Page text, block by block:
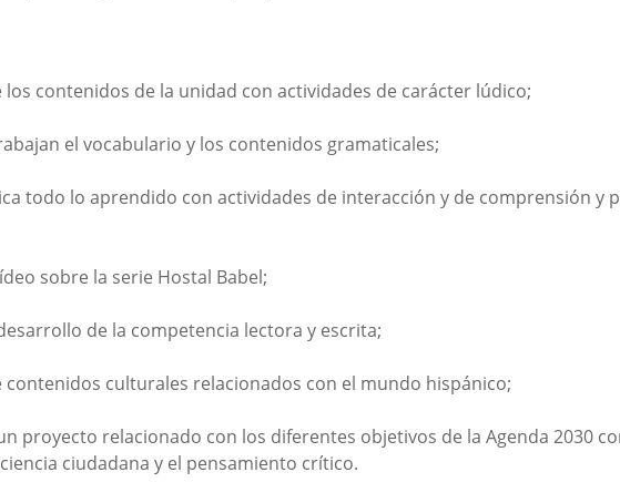
contenidos de la unidad con actividades de carácter lúdico;
el vocabulario y los contenidos gramaticales;
todo lo aprendido con actividades de interacción y de comprensión y
sobre la serie Hostal Babel;
de la competencia lectora y escrita;
contenidos culturales relacionados con el mundo hispánico;
proyecto relacionado con los diferentes objetivos de la Agenda 2030
ciudadana y el pensamiento crítico.